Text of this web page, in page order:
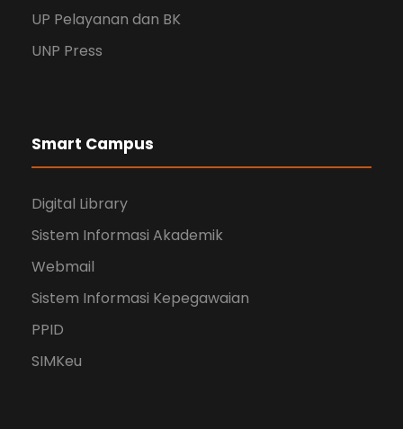
UP Pelayanan dan BK
UNP Press
Smart Campus
Digital Library
Sistem Informasi Akademik
Webmail
Sistem Informasi Kepegawaian
PPID
SIMKeu